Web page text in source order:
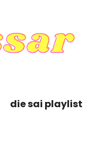
die sai playlist